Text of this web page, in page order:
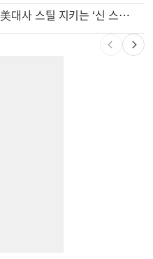
넷플 ‘외교관’ 현실판 떴다…美대사 스틸 지키는 ‘신 스틸러’